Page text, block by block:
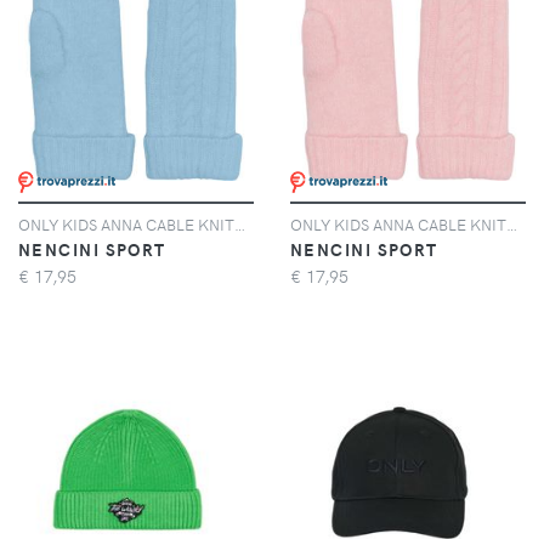
NENCINI SPORT
€ 17,95
NENCINI SPORT
€ 17,95